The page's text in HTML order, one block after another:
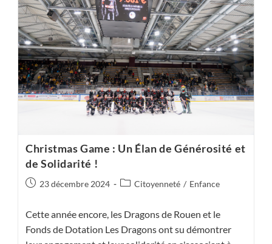
Christmas Game : Un Élan de Générosité et
de Solidarité !
Publication
23 décembre 2024
PostCitoyenneté / Enfance
Cette année encore, les Dragons de Rouen et le
Fonds de Dotation Les Dragons ont su démontrer